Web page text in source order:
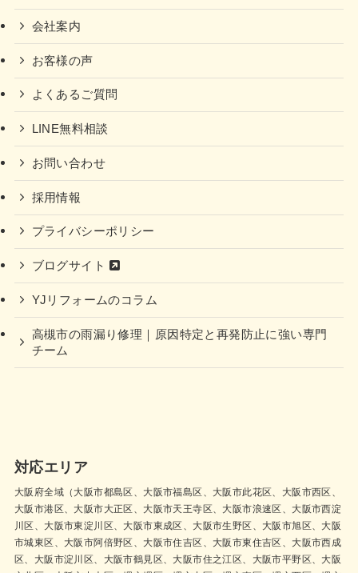
会社案内
お客様の声
よくあるご質問
LINE無料相談
お問い合わせ
採用情報
プライバシーポリシー
ブログサイト
YJリフォームのコラム
高槻市の雨漏り修理｜原因特定と再発防止に強い専門
チーム
対応エリア
大阪府全域（大阪市都島区、大阪市福島区、大阪市此花区、大阪市西区、
大阪市港区、大阪市大正区、大阪市天王寺区、大阪市浪速区、大阪市西淀
川区、大阪市東淀川区、大阪市東成区、大阪市生野区、大阪市旭区、大阪
市城東区、大阪市阿倍野区、大阪市住吉区、大阪市東住吉区、大阪市西成
区、大阪市淀川区、大阪市鶴見区、大阪市住之江区、大阪市平野区、大阪